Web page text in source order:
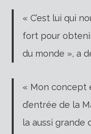
« C’est lui qui
fort pour
du monde », a
« Mon concept
d’entrée de la
la aussi grande